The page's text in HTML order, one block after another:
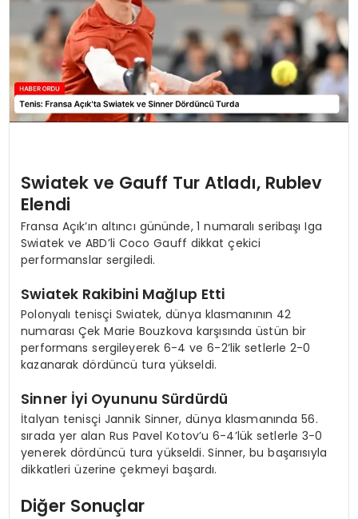
MAGAZIN
SPOR
YAŞAM
Swiatek ve Gauff Tur Atladı, Rublev
Elendi
Fransa Açık’ın altıncı gününde, 1 numaralı seribaşı Iga
Swiatek ve ABD’li Coco Gauff dikkat çekici
performanslar sergiledi.
Swiatek Rakibini Mağlup Etti
Polonyalı tenisçi Swiatek, dünya klasmanının 42
numarası Çek Marie Bouzkova karşısında üstün bir
performans sergileyerek 6-4 ve 6-2’lik setlerle 2-0
kazanarak dördüncü tura yükseldi.
Sinner İyi Oyununu Sürdürdü
İtalyan tenisçi Jannik Sinner, dünya klasmanında 56.
sırada yer alan Rus Pavel Kotov’u 6-4’lük setlerle 3-0
yenerek dördüncü tura yükseldi. Sinner, bu başarısıyla
dikkatleri üzerine çekmeyi başardı.
Diğer Sonuçlar